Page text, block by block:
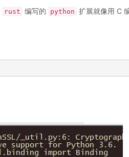
rust 编写的 python 扩展就像用 C